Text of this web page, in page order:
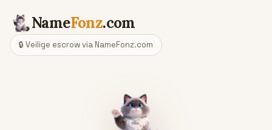
NameFonz.com
🔒 Veilige escrow via NameFonz.com